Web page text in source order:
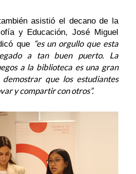
asistió el decano de la
y Educación, José Miguel
que “es un orgullo que esta
a tan buen puerto. La
a la biblioteca es una gran
que los estudiantes
y compartir con otros”.